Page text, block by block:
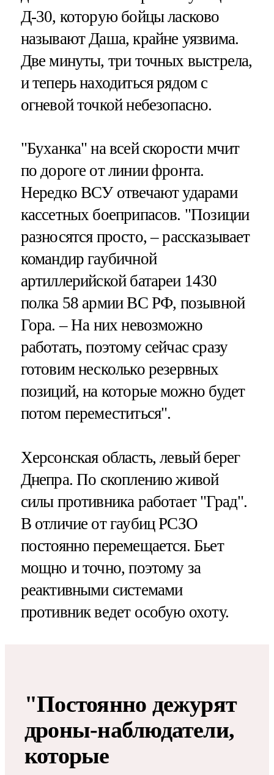
Д-30, которую бойцы ласково
называют Даша, крайне уязвима.
Две минуты, три точных выстрела,
и теперь находиться рядом с
огневой точкой небезопасно.
"Буханка" на всей скорости мчит
по дороге от линии фронта.
Нередко ВСУ отвечают ударами
кассетных боеприпасов. "Позиции
разносятся просто, – рассказывает
командир гаубичной
артиллерийской батареи 1430
полка 58 армии ВС РФ, позывной
Гора. – На них невозможно
работать, поэтому сейчас сразу
готовим несколько резервных
позиций, на которые можно будет
потом переместиться".
Херсонская область, левый берег
Днепра. По скоплению живой
силы противника работает "Град".
В отличие от гаубиц РСЗО
постоянно перемещается. Бьет
мощно и точно, поэтому за
реактивными системами
противник ведет особую охоту.
"Постоянно дежурят
дроны-наблюдатели,
которые